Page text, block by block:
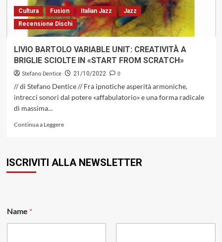
Cultura Fusion Italian Jazz
Jazz
Recensione Dischi
LIVIO BARTOLO VARIABLE UNIT: CREATIVITÀ A
BRIGLIE SCIOLTE IN «START FROM SCRATCH»
Stefano Dentice 21/10/2022
0
// di Stefano Dentice // Fra ipnotiche asperità armoniche,
intrecci sonori dal potere «affabulatorio» e una forma radicale
di massima...
Continua a LeggereLeggi
LIVIO
ISCRIVITI ALLA NEWSLETTER
m
a
Name *